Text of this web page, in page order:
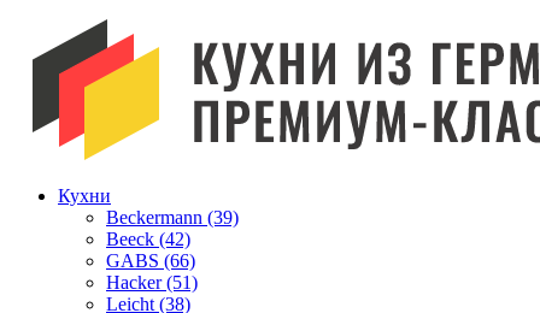
Кухни
Beckermann (39)
Beeck (42)
GABS (66)
Hacker (51)
Leicht (38)